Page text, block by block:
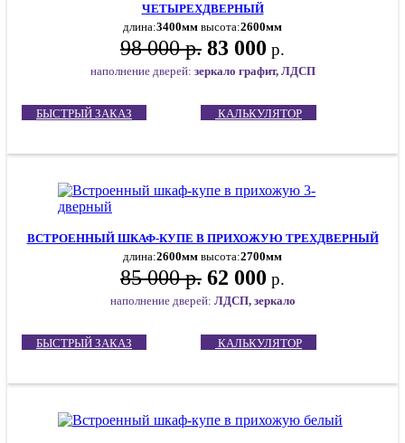
ЧЕТЫРЕХДВЕРНЫЙ
длина:3400мм высота:2600мм
98 000 р. 83 000 р.
наполнение дверей: зеркало графит, ЛДСП
БЫСТРЫЙ ЗАКАЗ КАЛЬКУЛЯТОР
ВСТРОЕННЫЙ ШКАФ-КУПЕ В ПРИХОЖУЮ ТРЕХДВЕРНЫЙ
длина:2600мм высота:2700мм
85 000 р. 62 000 р.
наполнение дверей: ЛДСП, зеркало
БЫСТРЫЙ ЗАКАЗ КАЛЬКУЛЯТОР